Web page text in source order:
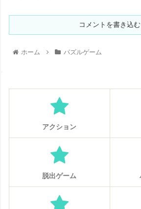
コメントを書き込む
ホーム パズルゲーム
アクション
脱出ゲーム